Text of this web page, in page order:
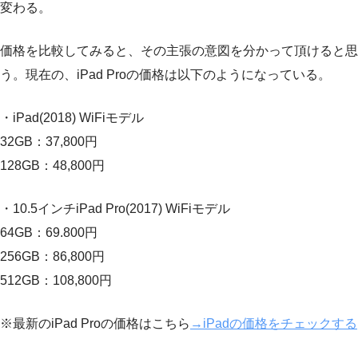
変わる。
価格を比較してみると、その主張の意図を分かって頂けると思
う。現在の、iPad Proの価格は以下のようになっている。
・iPad(2018) WiFiモデル
32GB：37,800円
128GB：48,800円
・10.5インチiPad Pro(2017) WiFiモデル
64GB：69.800円
256GB：86,800円
512GB：108,800円
※最新のiPad Proの価格はこちら →iPadの価格をチェックする